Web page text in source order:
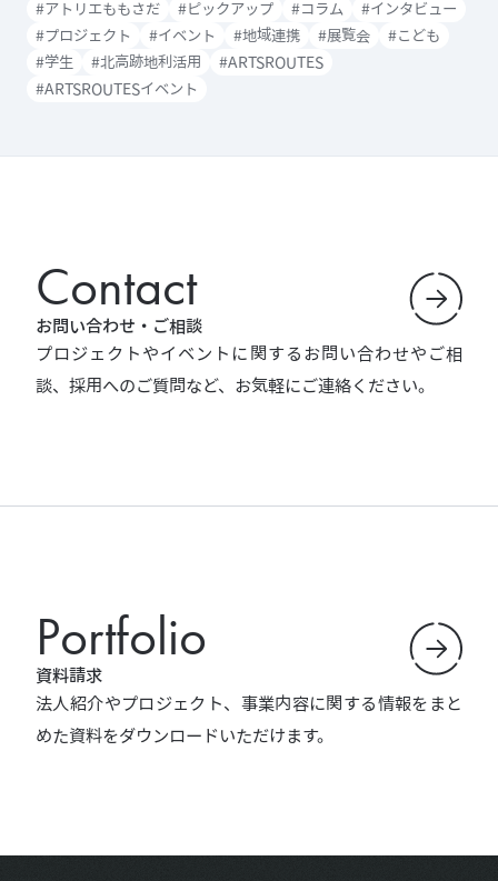
#アトリエももさだ
#ピックアップ #コラム
#インタビュー
#プロジェクト
#イベント #地域連携 #展覧会
#こども
#学生
#北高跡地利活用
#ARTSROUTES
#ARTSROUTESイベント
Contact
お問い合わせ・ご相談
プロジェクトやイベントに関するお問い合わせやご相
談、採用へのご質問など、お気軽にご連絡ください。
Portfolio
資料請求
法人紹介やプロジェクト、事業内容に関する情報をまと
めた資料をダウンロードいただけます。